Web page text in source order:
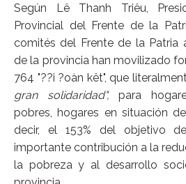
Según Lê Thanh Triêu,
Provincial del Frente de la
comités del Frente de la Patria
de la provincia han movilizado
764 "??i ?oàn kêt", que
gran solidaridad",para
pobres, hogares en situación
decir, el 153% del objetivo
importante contribución a la
la pobreza y al desarrollo